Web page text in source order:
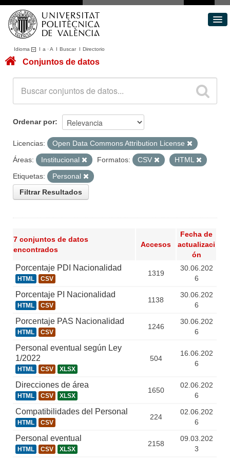
Idioma I a ·A I BuscarI Directorio
Conjuntos de datos
Acerca de
Portal de Transparencia
Conjuntos de datos
Ordenar por
Licencias:
Open Data Commons Attribution License
Áreas:
Institucional Formatos: CSV
HTML
Etiquetas:
Personal
Filtrar Resultados
7 conjuntos de datos
encontrados
Accesos
Fecha de
actualizaci
ón
Porcentaje PDI Nacionalidad
HTML CSV
1319
30.06.202
6
Porcentaje PI Nacionalidad
HTML CSV
1138
30.06.202
6
Porcentaje PAS Nacionalidad
HTML CSV
1246
30.06.202
6
Personal eventual según Ley
1/2022
HTML CSV XLSX
504
16.06.202
6
Direcciones de área
HTML CSV XLSX
1650
02.06.202
6
Compatibilidades del Personal
HTML CSV
224
02.06.202
6
Personal eventual
HTML CSV XLSX
2158
09.03.202
3